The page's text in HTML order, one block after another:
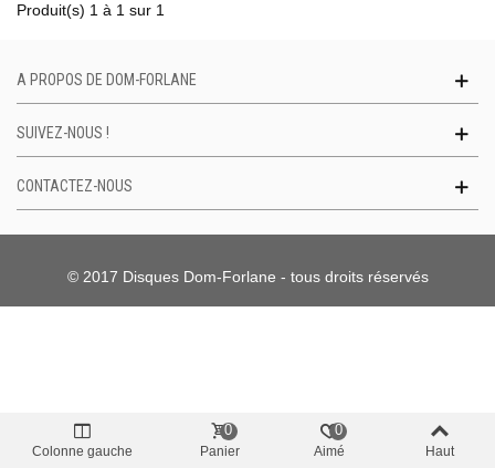
Produit(s) 1 à 1 sur 1
A PROPOS DE DOM-FORLANE
SUIVEZ-NOUS !
CONTACTEZ-NOUS
© 2017 Disques Dom-Forlane - tous droits réservés
Colonne gauche Panier
0
Aimé
0
Haut